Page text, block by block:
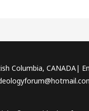
Columbia, CANADA|